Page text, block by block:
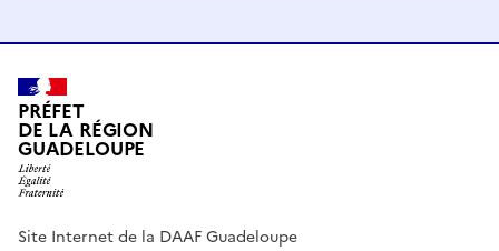
PRÉFET
DE LA RÉGION
GUADELOUPE
Site Internet de la DAAF Guadeloupe